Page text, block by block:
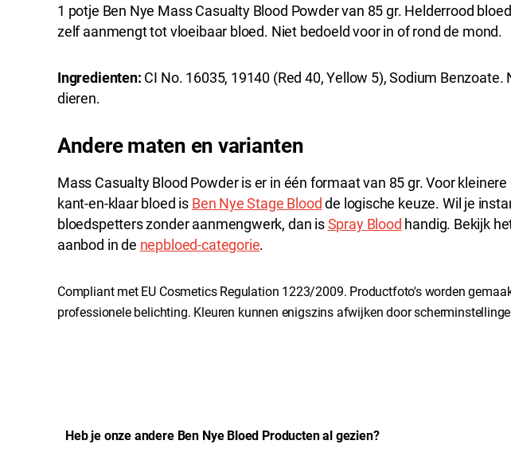
1 potje Ben Nye Mass Casualty Blood Powder van 85 gr. Helderrood
zelf aanmengt tot vloeibaar bloed. Niet bedoeld voor in of rond de mond.
Ingredienten: CI No. 16035, 19140 (Red 40, Yellow 5), Sodium Benzoate.
dieren.
Andere maten en varianten
Mass Casualty Blood Powder is er in één formaat van 85 gr. Voor
kant-en-klaar bloed is Ben Nye Stage Bloodde logische keuze. Wil je
bloedspetters zonder aanmengwerk, dan isSpray Blood handig. Bekijk
aanbod in de nepbloed-categorie.
Compliant met EU Cosmetics Regulation 1223/2009. Productfoto's worden
professionele belichting. Kleuren kunnen enigszins afwijken door
Heb je onze andere Ben Nye Bloed Producten al gezien?